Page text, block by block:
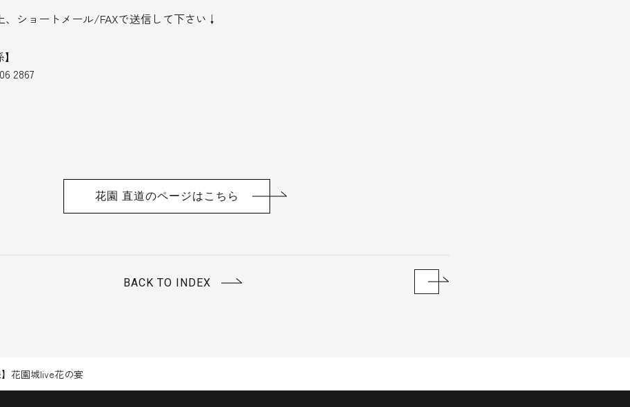
ショートメール/FAXで送信して下さい↓
2867
花園 直道のページはこちら
BACK TO INDEX
】花園城live花の宴